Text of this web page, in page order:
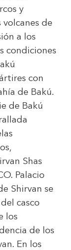
y
volcanes de
a los
condiciones
con
de Bakú.
de Bakú
Shas
Palacio
Shirvan se
casco
los
de los
En los